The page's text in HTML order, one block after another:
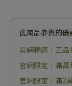
此商品參與的優
官網精選｜正品
官網限定｜滿萬
官網限定｜滿2